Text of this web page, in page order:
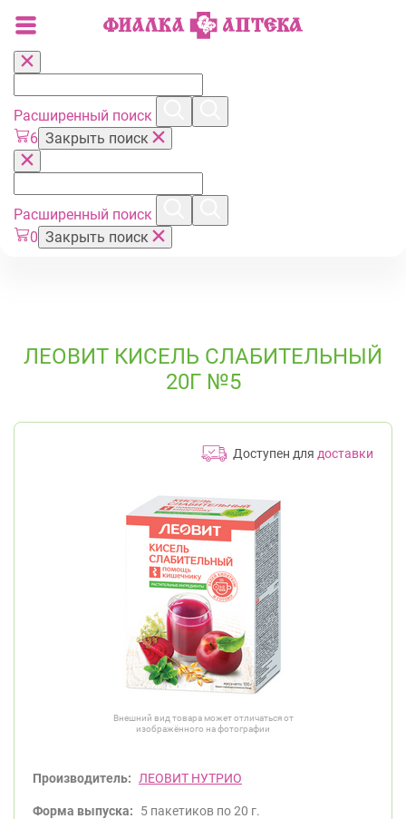
Расширенный поиск
6 Закрыть поиск
Расширенный поиск
0 Закрыть поиск
ЛЕОВИТ КИСЕЛЬ СЛАБИТЕЛЬНЫЙ
20Г №5
Доступен для доставки
Внешний вид товара может отличаться от
изображённого на фотографии
Производитель: ЛЕОВИТ НУТРИО
Форма выпуска: 5 пакетиков по 20 г.